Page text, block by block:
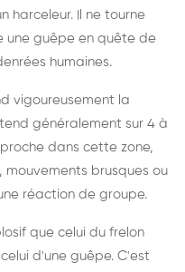
harceleur. Il ne tourne
une guêpe en quête de
humaines.
vigoureusement la
généralement sur 4 à
dans cette zone,
mouvements brusques ou
réaction de groupe.
que celui du frelon
d'une guêpe. C'est